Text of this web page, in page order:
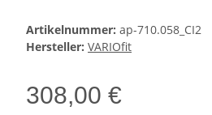
Artikelnummer: ap-710.058_CI2
Hersteller: VARIOfit
308,00 €